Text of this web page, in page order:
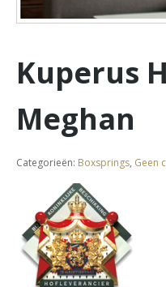
Kuperus
Meghan
Categorieën: Boxsprings, Geen